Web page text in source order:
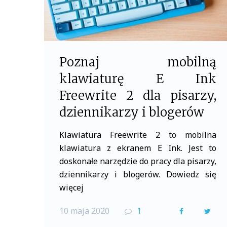
Poznaj mobilną
klawiaturę E Ink
Freewrite 2 dla pisarzy,
dziennikarzy i blogerów
Klawiatura Freewrite 2 to mobilna
klawiatura z ekranem E Ink. Jest to
doskonałe narzędzie do pracy dla pisarzy,
dziennikarzy i blogerów. Dowiedz się
więcej
10 maja 2020 1
F